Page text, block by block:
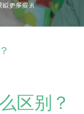
区别？